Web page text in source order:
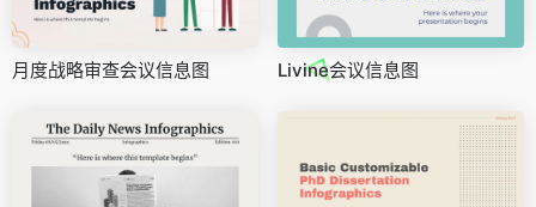
月度战略审查会议信息图 Livine会议信息图